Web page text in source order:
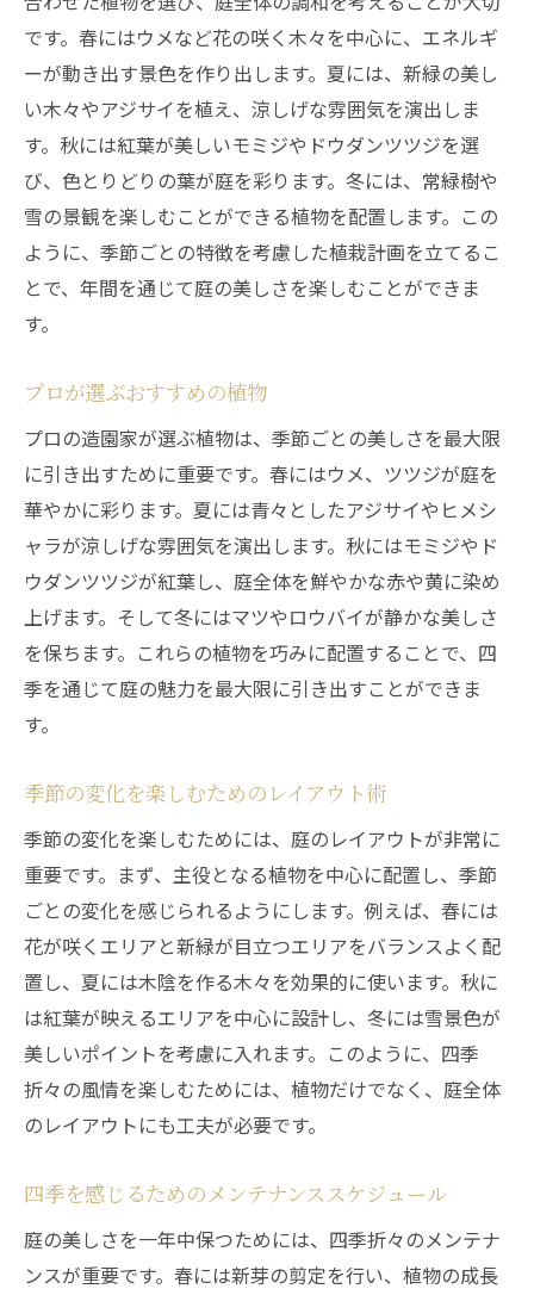
です。春にはウメなど花の咲く木々を中心に、エネルギ
ーが動き出す景色を作り出します。夏には、新緑の美し
い木々やアジサイを植え、涼しげな雰囲気を演出しま
す。秋には紅葉が美しいモミジやドウダンツツジを選
び、色とりどりの葉が庭を彩ります。冬には、常緑樹や
雪の景観を楽しむことができる植物を配置します。この
ように、季節ごとの特徴を考慮した植栽計画を立てるこ
とで、年間を通じて庭の美しさを楽しむことができま
す。
プロが選ぶおすすめの植物
プロの造園家が選ぶ植物は、季節ごとの美しさを最大限
に引き出すために重要です。春にはウメ、ツツジが庭を
華やかに彩ります。夏には青々としたアジサイやヒメシ
ャラが涼しげな雰囲気を演出します。秋にはモミジやド
ウダンツツジが紅葉し、庭全体を鮮やかな赤や黄に染め
上げます。そして冬にはマツやロウバイが静かな美しさ
を保ちます。これらの植物を巧みに配置することで、四
季を通じて庭の魅力を最大限に引き出すことができま
す。
季節の変化を楽しむためのレイアウト術
季節の変化を楽しむためには、庭のレイアウトが非常に
重要です。まず、主役となる植物を中心に配置し、季節
ごとの変化を感じられるようにします。例えば、春には
花が咲くエリアと新緑が目立つエリアをバランスよく配
置し、夏には木陰を作る木々を効果的に使います。秋に
は紅葉が映えるエリアを中心に設計し、冬には雪景色が
美しいポイントを考慮に入れます。このように、四季
折々の風情を楽しむためには、植物だけでなく、庭全体
のレイアウトにも工夫が必要です。
四季を感じるためのメンテナンススケジュール
庭の美しさを一年中保つためには、四季折々のメンテナ
ンスが重要です。春には新芽の剪定を行い、植物の成長